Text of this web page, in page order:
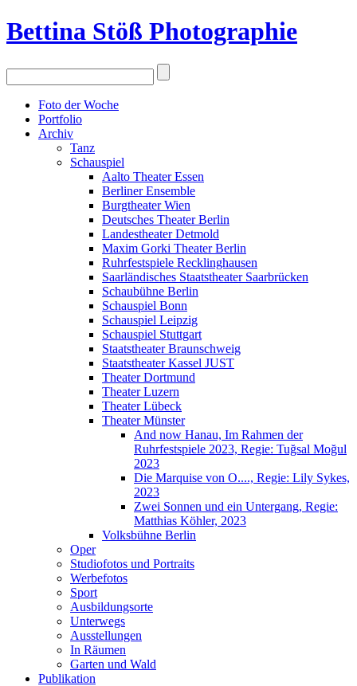
Bettina Stöß Photographie
Foto der Woche
Portfolio
Archiv
Tanz
Schauspiel
Aalto Theater Essen
Berliner Ensemble
Burgtheater Wien
Deutsches Theater Berlin
Landestheater Detmold
Maxim Gorki Theater Berlin
Ruhrfestspiele Recklinghausen
Saarländisches Staatstheater Saarbrücken
Schaubühne Berlin
Schauspiel Bonn
Schauspiel Leipzig
Schauspiel Stuttgart
Staatstheater Braunschweig
Staatstheater Kassel JUST
Theater Dortmund
Theater Luzern
Theater Lübeck
Theater Münster
And now Hanau, Im Rahmen der
Ruhrfestspiele 2023, Regie: Tuğsal Moğul
2023
Die Marquise von O...., Regie: Lily Sykes,
2023
Zwei Sonnen und ein Untergang, Regie:
Matthias Köhler, 2023
Volksbühne Berlin
Oper
Studiofotos und Portraits
Werbefotos
Sport
Ausbildungsorte
Unterwegs
Ausstellungen
In Räumen
Garten und Wald
Publikation